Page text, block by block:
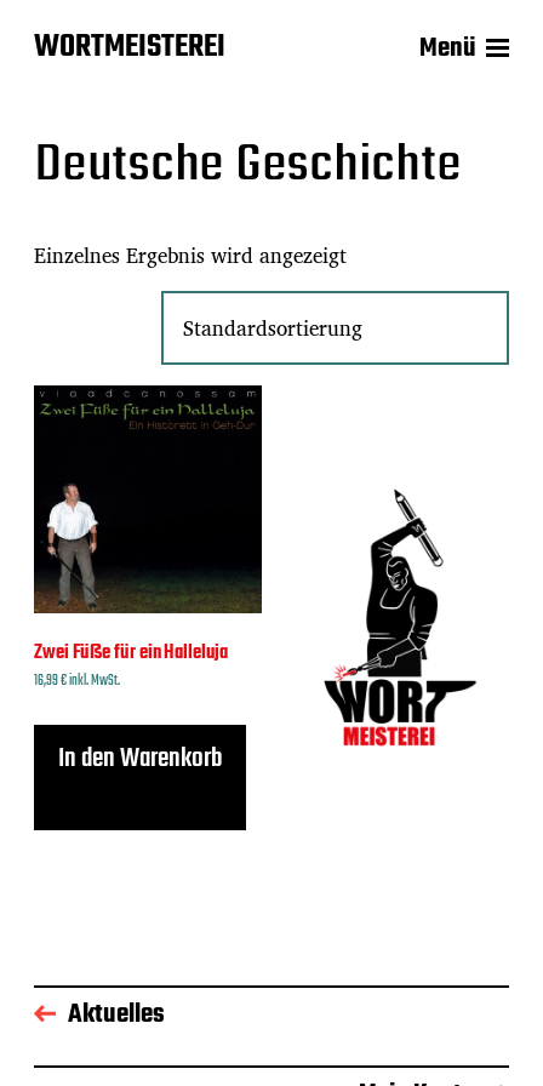
WORTMEISTEREI Menü
Deutsche Geschichte
Einzelnes Ergebnis wird angezeigt
Zwei Füße für ein Halleluja
16,99€inkl. MwSt.
In den Warenkorb
Aktuelles